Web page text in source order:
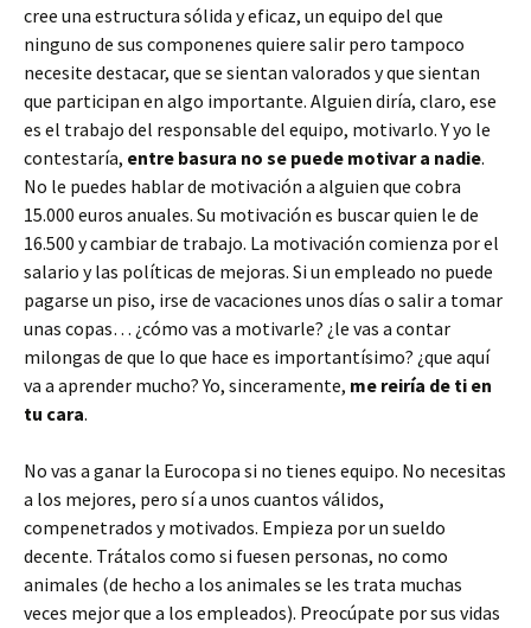
cree una estructura sólida y eficaz, un equipo del que
ninguno de sus componenes quiere salir pero tampoco
necesite destacar, que se sientan valorados y que sientan
que participan en algo importante. Alguien diría, claro, ese
es el trabajo del responsable del equipo, motivarlo. Y yo le
contestaría, entre basura no se puede motivar a nadie.
No le puedes hablar de motivación a alguien que cobra
15.000 euros anuales. Su motivación es buscar quien le de
16.500 y cambiar de trabajo. La motivación comienza por el
salario y las políticas de mejoras. Si un empleado no puede
pagarse un piso, irse de vacaciones unos días o salir a tomar
unas copas… ¿cómo vas a motivarle? ¿le vas a contar
milongas de que lo que hace es importantísimo? ¿que aquí
va a aprender mucho? Yo, sinceramente, me reiría de ti en
tu cara.
No vas a ganar la Eurocopa si no tienes equipo. No necesitas
a los mejores, pero sí a unos cuantos válidos,
compenetrados y motivados. Empieza por un sueldo
decente. Trátalos como si fuesen personas, no como
animales (de hecho a los animales se les trata muchas
veces mejor que a los empleados). Preocúpate por sus vidas